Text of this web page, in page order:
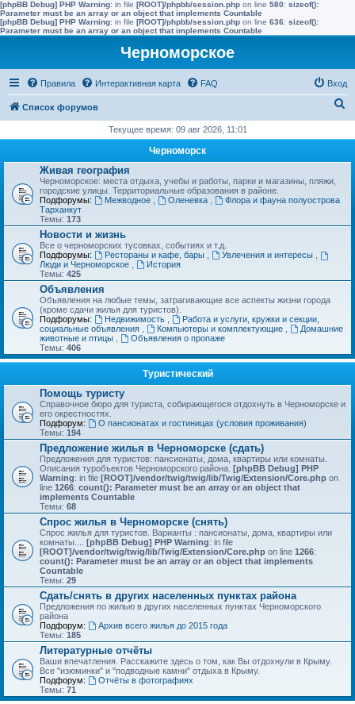
[phpBB Debug] PHP Warning: in file [ROOT]/phpbb/session.php on line 580: sizeof():
Parameter must be an array or an object that implements Countable
[phpBB Debug] PHP Warning: in file [ROOT]/phpbb/session.php on line 636: sizeof():
Parameter must be an array or an object that implements Countable
Черноморское
Правила Интерактивная карта FAQ Вход
Список форумов
с
Текущее время: 09 авг 2026, 11:01
Черноморск
Живая география
Черноморское: места отдыха, учебы и работы, парки и магазины, пляжи,
городские улицы. Территориальные образования в районе.
Подфорумы:
Межводное Оленевка
Флора и фауна полуострова
Тарханкут
Темы: 173
Новости и жизнь
Все о черноморских тусовках, событиях и т.д.
Подфорумы:
Рестораны и кафе, бары Увлечения и интересы
Люди и Черноморское
История
Темы: 425
Объявления
Объявления на любые темы, затрагивающие все аспекты жизни города
(кроме сдачи жилья для туристов).
Подфорумы:
Недвижимость
Работа и услуги, кружки и секции,
социальные объявления
Компьютеры и комплектующие
Домашние
животные и птицы
Объявления о пропаже
Темы: 406
Туристический
Помощь туристу
Справочное бюро для туриста, собирающегося отдохнуть в Черноморске и
его окрестностях.
Подфорум:
О пансионатах и гостиницах (условия проживания)
Темы: 194
Предложение жилья в Черноморске (сдать)
Предложения для туристов: пансионаты, дома, квартиры или комнаты.
Описания туробъектов Черноморского района. [phpBB Debug] PHP
Warning: in file [ROOT]/vendor/twig/twig/lib/Twig/Extension/Core.php on
line 1266: count(): Parameter must be an array or an object that
implements Countable
Темы: 68
Спрос жилья в Черноморске (снять)
Спрос жилья для туристов. Варианты : пансионаты, дома, квартиры или
комнаты.... [phpBB Debug] PHP Warning: in file
[ROOT]/vendor/twig/twig/lib/Twig/Extension/Core.php on line 1266:
count(): Parameter must be an array or an object that implements
Countable
Темы: 29
Сдать/снять в других населенных пунктах района
Предложения по жилью в других населенных пунктах Черноморского
района
Подфорум:
Архив всего жилья до 2015 года
Темы: 185
Литературные отчёты
Ваши впечатления. Расскажите здесь о том, как Вы отдохнули в Крыму.
Все "изюминки" и "подводные камни" отдыха в Крыму.
Подфорум:
Отчёты в фотографиях
Темы: 71